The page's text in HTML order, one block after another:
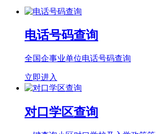
电话号码查询
全国企事业单位电话号码查询
立即进入
对口学区查询